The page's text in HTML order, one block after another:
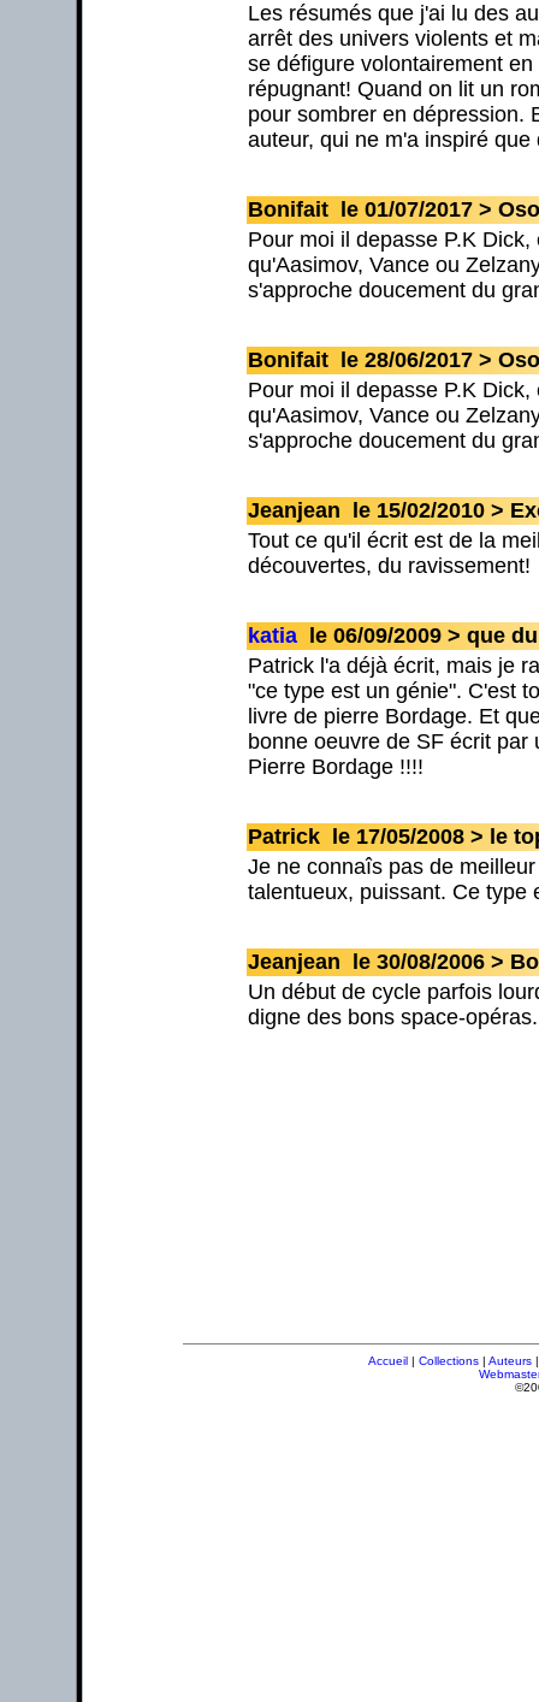
Les résumés que j'ai lu des
arrêt des univers violents et
se défigure volontairement
répugnant! Quand on lit un
pour sombrer en dépression.
auteur, qui ne m'a inspiré que
Bonifait le 01/07/2017 >
Pour moi il depasse P.K
qu'Aasimov, Vance ou
s'approche doucement du
Bonifait le 28/06/2017 >
Pour moi il depasse P.K
qu'Aasimov, Vance ou
s'approche doucement du
Jeanjean le 15/02/2010 >
Tout ce qu'il écrit est de la
découvertes, du ravissement!
katia le 06/09/2009 > que
Patrick l'a déjà écrit, mais je
"ce type est un génie". C'est
livre de pierre Bordage. Et
bonne oeuvre de SF écrit
Pierre Bordage !!!!
Patrick le 17/05/2008 > le
Je ne connaîs pas de
talentueux, puissant. Ce type
Jeanjean le 30/08/2006 >
Un début de cycle parfois
digne des bons space-
Accueil | Collections | Auteurs